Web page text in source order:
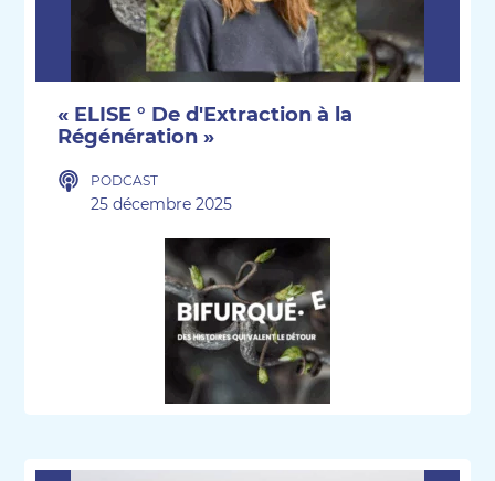
« ELISE ° De d'Extraction à la
Régénération »
PODCAST
25 décembre 2025